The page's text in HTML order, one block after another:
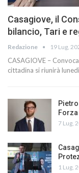
Casagiove, il
bilancio, Tari e
Redazione 19 Lug,
CASAGIOVE –
cittadina si riunirà
7 Lug,
1 Lug,